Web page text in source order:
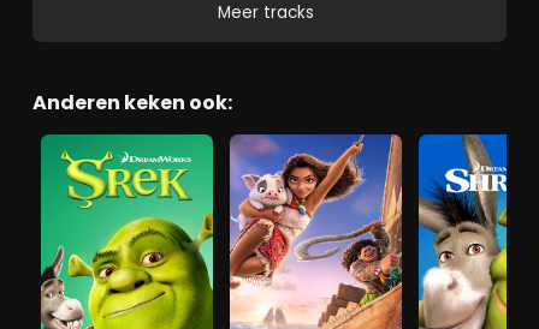
Meer tracks
Anderen keken ook: